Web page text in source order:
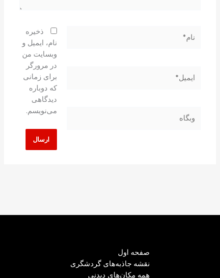
ذخیره
نام، ایمیل و
وبسایت من
در مرورگر
برای زمانی
که دوباره
دیدگاهی
می‌نویسم.
صفحه اول
نقشه جاذبه‌های گردشگری
همه مکان‌های دیدنی